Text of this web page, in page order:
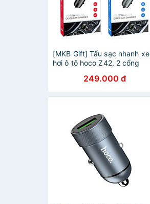
[MKB Gift] Tẩu sạc nhanh xe
hơi ô tô hoco Z42, 2 cổng
QC3.0 - Hàng chính hãng
249.000 đ